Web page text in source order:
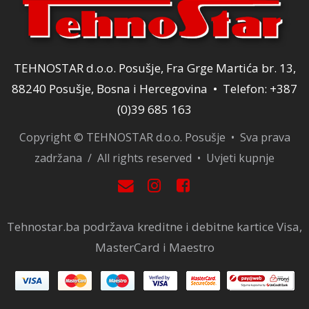
TEHNOSTAR d.o.o. Posušje, Fra Grge Martića br. 13,
88240 Posušje, Bosna i Hercegovina • Telefon: +387
(0)39 685 163
Copyright © TEHNOSTAR d.o.o. Posušje • Sva prava
zadržana / All rights reserved • Uvjeti kupnje
Tehnostar.ba podržava kreditne i debitne kartice Visa,
MasterCard i Maestro